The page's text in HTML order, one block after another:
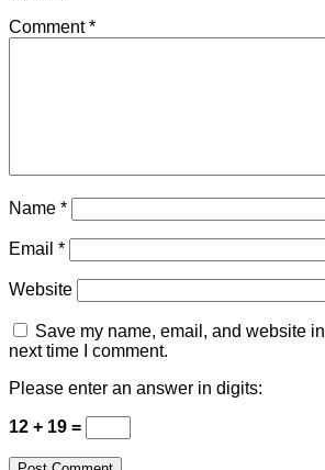
Comment*
Name *
Email *
Website
Save my name, email, and website
next time I comment.
Please enter an answer in digits:
12 + 19 =